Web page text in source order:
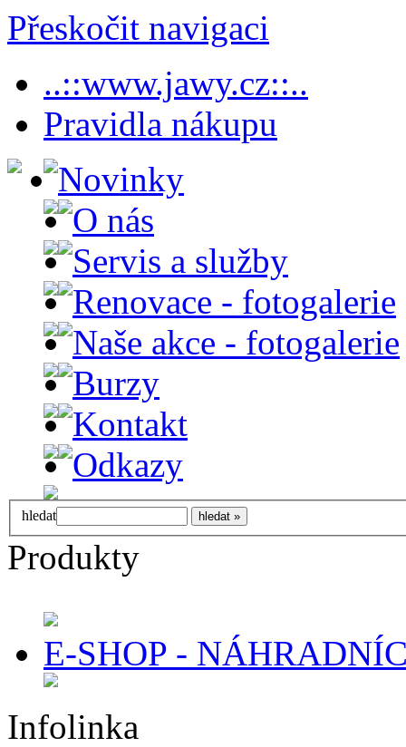
Přeskočit navigaci
..::www.jawy.cz::..
Pravidla nákupu
Novinky
O nás
Servis a služby
Renovace - fotogalerie
Naše akce - fotogalerie
Burzy
Kontakt
Odkazy
hledat
Produkty
E-SHOP -
Infolinka